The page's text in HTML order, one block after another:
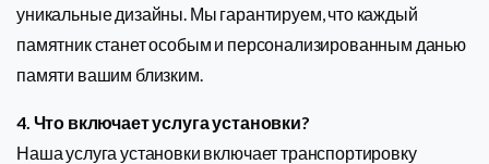
уникальные дизайны. Мы гарантируем, что каждый
памятник станет особым и персонализированным данью
памяти вашим близким.
4. Что включает услуга установки?
Наша услуга установки включает транспортировку